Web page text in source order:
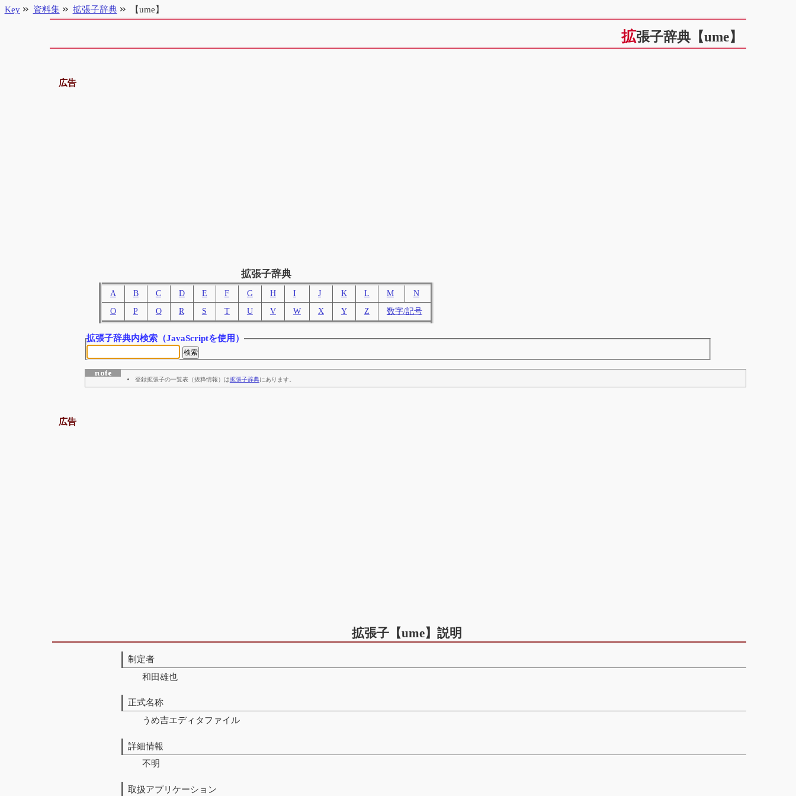
拡張子辞典【ume】
広告
拡張子辞典
A B C D E F G H I J K L M
N
O
P Q R S T U V W X Y Z 数字/記号
拡張子辞典内検索 （JavaScriptを使用）
登録拡張子の一覧表（抜粋情報）は拡張子辞典にあります。
広告
拡張子【ume】説明
制定者
和田雄也
正式名称
うめ吉エディタファイル
詳細情報
不明
取扱アプリケーション
Key 資料集 拡張子辞典 【ume】